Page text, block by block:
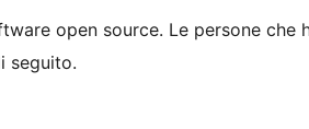
open source. Le persone che
seguito.